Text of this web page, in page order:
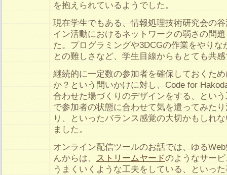
を抱えられているようでした。
現在学生でもある、情報処理技術研究会の
イン活動におけるネットワークの弱さの問
た。プログラミングや3DCGの作業をやりな
との難しさなど、学生目線からもとても共
継続的に一定数の参加者を確保しておくた
か？という問いかけに対し、Code for
合わせた場づくりのデザインをする、とい
で参加者の状態に合わせて気を遣ってみた
り、といったバランス感覚の大切かもしれ
ました。
オンライン配信ツールのお話では、ゆる
んからは、 ストリームヤードのようなサー
うまくいくような工夫をしている、といっ